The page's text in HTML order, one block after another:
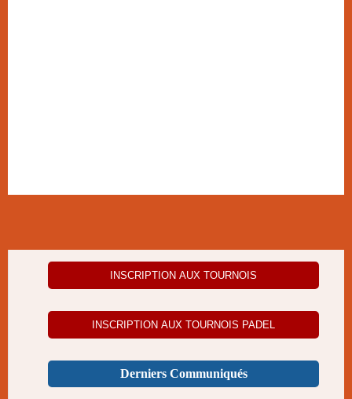
INSCRIPTION AUX TOURNOIS
INSCRIPTION AUX TOURNOIS PADEL
Derniers Communiqués